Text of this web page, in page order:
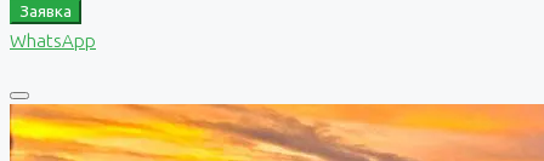
Заявка
WhatsApp